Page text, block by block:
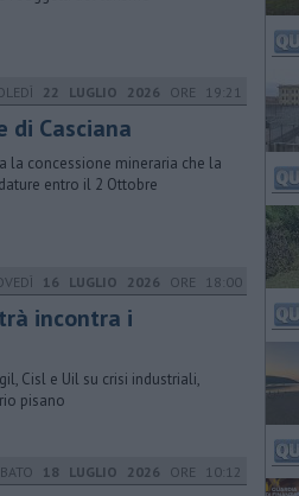
22 LUGLIO 2026 ORE 19:21
di Casciana
la concessione mineraria che la
entro il 2 Ottobre
16 LUGLIO 2026 ORE 18:00
incontra i
Cisl e Uil su crisi industriali,
pisano
18 LUGLIO 2026 ORE 10:12